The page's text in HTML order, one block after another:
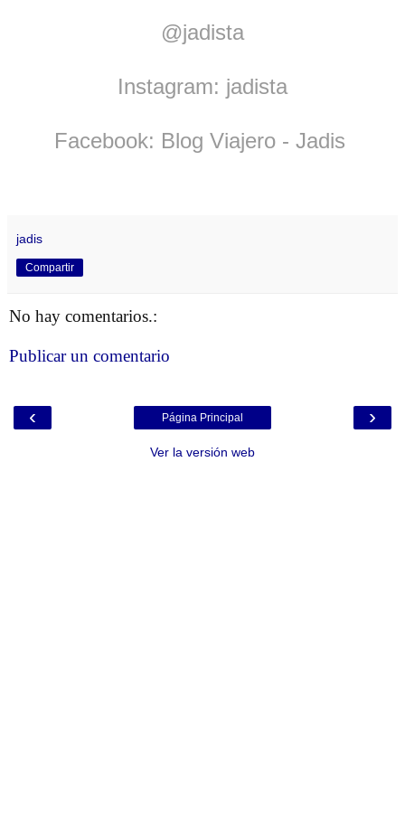
@jadista
Instagram: jadista
Facebook: Blog Viajero - Jadis
jadis
Compartir
No hay comentarios.:
Publicar un comentario
‹ ›
Página Principal
Ver la versión web